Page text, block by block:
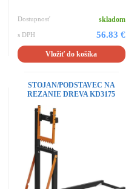
Dostupnosť skladom
s DPH 56.83 €
Vložiť do košíka
STOJAN/PODSTAVEC NA
REZANIE DREVA KD3175